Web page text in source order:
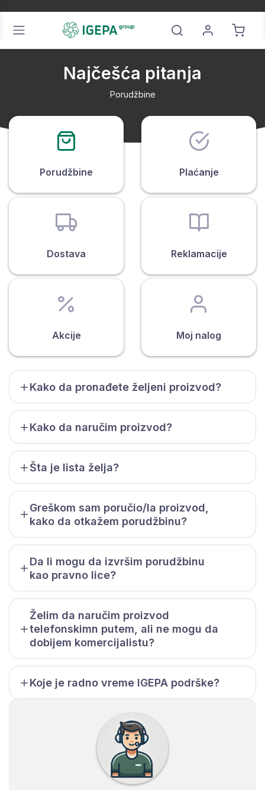
Najčešća pitanja
Porudžbine
Porudžbine Plaćanje
Dostava Reklamacije
Akcije Moj nalog
Kako da pronađete željeni proizvod?
Kako da naručim proizvod?
Šta je lista želja?
Greškom sam poručio/la proizvod,
kako da otkažem porudžbinu?
Da li mogu da izvršim porudžbinu
kao pravno lice?
Želim da naručim proizvod
telefonskimn putem, ali ne mogu da
dobijem komercijalistu?
Koje je radno vreme IGEPA podrške?